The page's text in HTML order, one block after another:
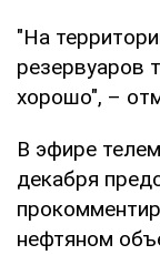
"На
резервуаров
хорошо", –
В эфире
декабря
нефтяном